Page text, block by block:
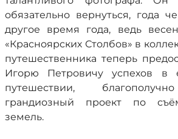
обязательно вернуться, года
другое время года, ведь
«Красноярских Столбов» в
путешественника теперь
Игорю Петровичу успехов в
путешествии,
грандиозный проект по
земель.